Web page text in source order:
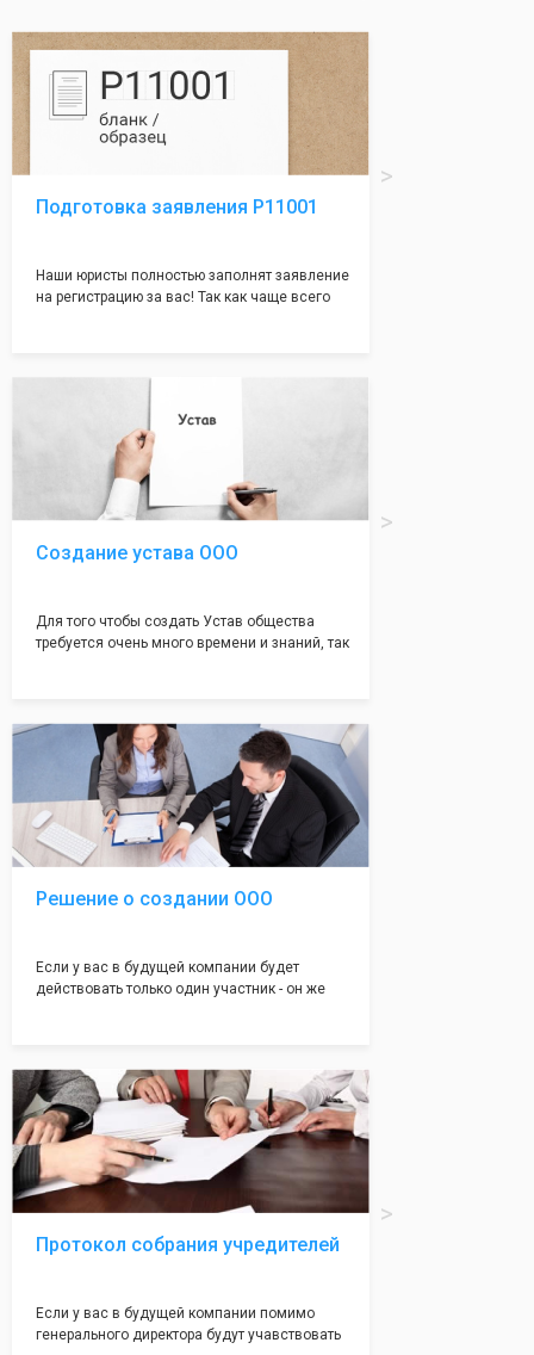
Подготовка заявления Р11001
Наши юристы полностью заполнят заявление
на регистрацию за вас! Так как чаще всего
большая часть отказов - наши юристы с
оформление самого сложного документа на
себя! Многолетний опыт работы наших
юристов позволяет оформлять заявление без
ошибок, тем самым гарантируя вам
успешную регистрацию в налоговой
Создание устава ООО
Для того чтобы создать Устав общества
требуется очень много времени и знаний, так
Наша компания предоставит вам свой
уникальный Устав Общества, который
подойдет для любой компании. Устав,
сделанный нашими профессиональными
юристами, успешно проходит регистрацию в
налоговой инспекции!
Решение о создании ООО
Если у вас в будущей компании будет
действовать только один участник - он же
грамотно составят данное заявление, а Вам
нужно будет только поставить подпись на
нём!
Протокол собрания учредителей
Если у вас в будущей компании помимо
генерального директора будут учавствовать